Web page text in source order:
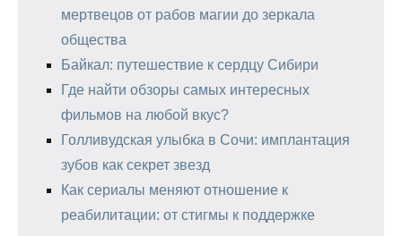
мертвецов от рабов магии до зеркала
общества
Байкал: путешествие к сердцу Сибири
Где найти обзоры самых интересных
фильмов на любой вкус?
Голливудская улыбка в Сочи: имплантация
зубов как секрет звезд
Как сериалы меняют отношение к
реабилитации: от стигмы к поддержке